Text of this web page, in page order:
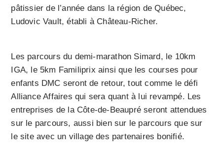
pâtissier de l’année dans la région de Québec,
Ludovic Vault, établi à Château-Richer.
Les parcours du demi-marathon Simard, le 10km
IGA, le 5km Familiprix ainsi que les courses pour
enfants DMC seront de retour, tout comme le défi
Alliance Affaires qui sera quant à lui revampé. Les
entreprises de la Côte-de-Beaupré seront attendues
sur le parcours, aussi bien sur le parcours que sur
le site avec un village des partenaires bonifié.